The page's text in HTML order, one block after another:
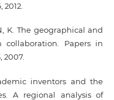
2012.
K. The geographical and
Papers in
2007.
inventors and the
A regional analysis of